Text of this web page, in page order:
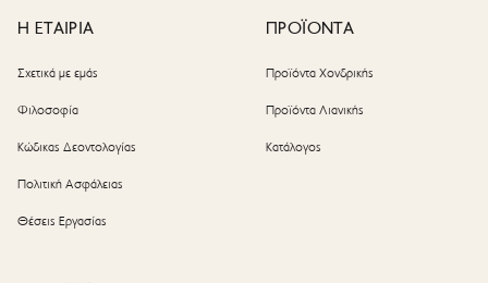
Η ΕΤΑΙΡΙΑ
Σχετικά με εμάς
Φιλοσοφία
Κώδικας Δεοντολογίας
Πολιτική Ασφάλειας
Θέσεις Εργασίας
ΠΡΟΪΟΝΤΑ
Προϊόντα Χονδρικής
Προϊόντα Λιανικής
Κατάλογος